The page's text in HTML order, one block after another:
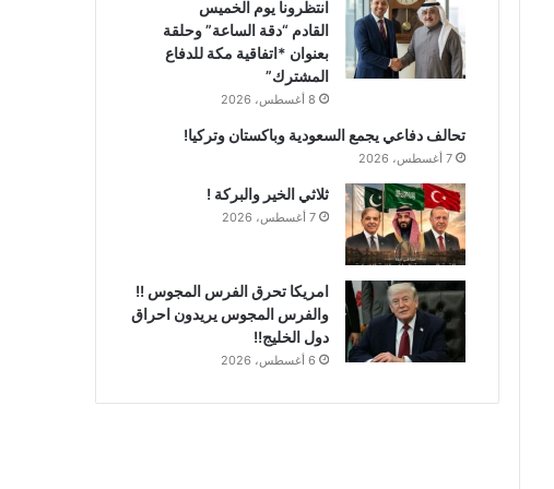
انتظرونا يوم الخميس
القادم “دقة الساعة” وحلقة
بعنوان *اتفاقية مكة للدفاع
المشترك”
8 أغسطس، 2026
تحالف دفاعي يجمع السعودية وباكستان وتركيا!
7 أغسطس، 2026
ثلاثي الخير والبركة !
7 أغسطس، 2026
امريكا تحرق الفرس المجوس !!
والفرس المجوس يريدون احراق
دول الخليج!!
6 أغسطس، 2026